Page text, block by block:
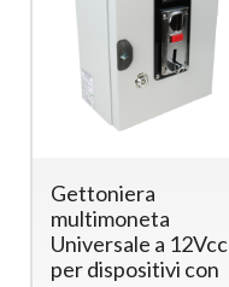
Gettoniera
multimoneta
Universale a 12Vcc
per dispositivi con